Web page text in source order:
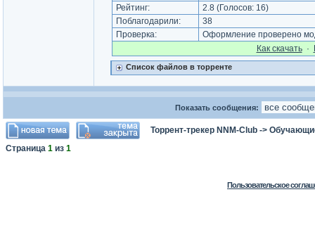
Рейтинг: 2.8 (Голосов: 16)
Поблагодарили:
38
Проверка:
Оформление проверено
Как cкачать·
Список файлов в торренте
Показать сообщения:
Торрент-трекер NNM-Club ->
Страница 1 из 1
Пользовательское